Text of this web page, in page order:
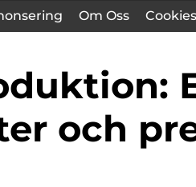
Om Oss Cookies
och